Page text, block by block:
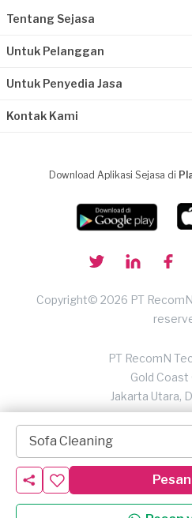
Sofa Cleaning
Tentang Sejasa
Untuk Pelanggan
Untuk Penyedia Jasa
Kontak Kami
Download Aplikasi Sejasa di
Copyright© 2026 PT
PT RecomN
Gold
Jakarta Utara,